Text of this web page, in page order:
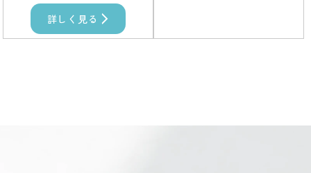
詳しく見る